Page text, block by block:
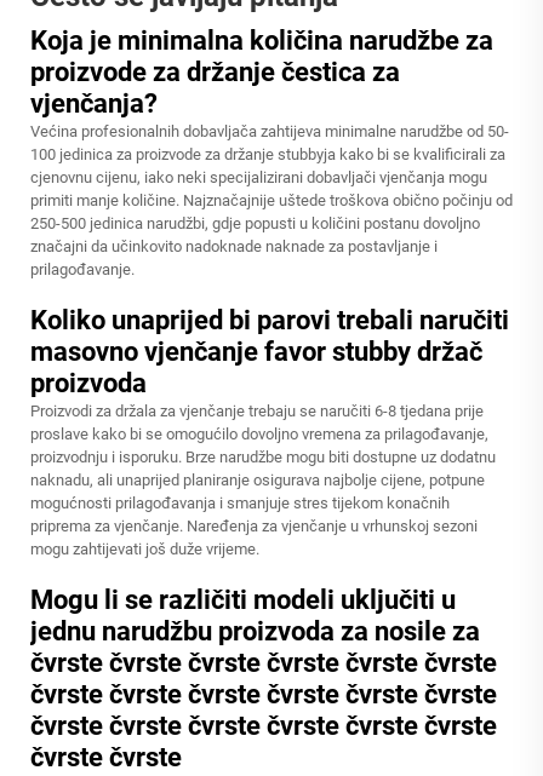
Koja je minimalna količina narudžbe za
proizvode za držanje čestica za
vjenčanja?
Većina profesionalnih dobavljača zahtijeva minimalne narudžbe od 50-
100 jedinica za proizvode za držanje stubbyja kako bi se kvalificirali za
cjenovnu cijenu, iako neki specijalizirani dobavljači vjenčanja mogu
primiti manje količine. Najznačajnije uštede troškova obično počinju od
250-500 jedinica narudžbi, gdje popusti u količini postanu dovoljno
značajni da učinkovito nadoknade naknade za postavljanje i
prilagođavanje.
Koliko unaprijed bi parovi trebali naručiti
masovno vjenčanje favor stubby držač
proizvoda
Proizvodi za držala za vjenčanje trebaju se naručiti 6-8 tjedana prije
proslave kako bi se omogućilo dovoljno vremena za prilagođavanje,
proizvodnju i isporuku. Brze narudžbe mogu biti dostupne uz dodatnu
naknadu, ali unaprijed planiranje osigurava najbolje cijene, potpune
mogućnosti prilagođavanja i smanjuje stres tijekom konačnih
priprema za vjenčanje. Naređenja za vjenčanje u vrhunskoj sezoni
mogu zahtijevati još duže vrijeme.
Mogu li se različiti modeli uključiti u
jednu narudžbu proizvoda za nosile za
čvrste čvrste čvrste čvrste čvrste čvrste
čvrste čvrste čvrste čvrste čvrste čvrste
čvrste čvrste čvrste čvrste čvrste čvrste
čvrste čvrste